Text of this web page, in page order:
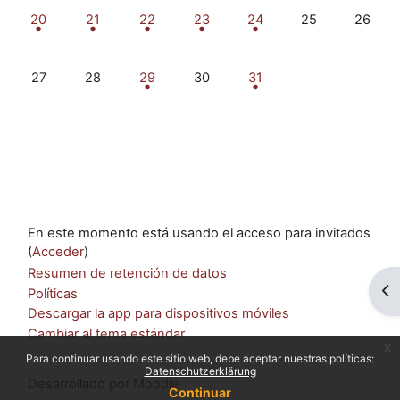
Para continuar usando este sitio web, debe aceptar nuestras políticas:
Datenschutzerklärung
Continuar
1 evento, lunes, 20 octubre
20 1 evento, martes, 21 octubre
21 1 evento, miércoles, 22 octubre
22 1 evento, jueves, 23 octubre
23 1 evento, viernes, 24
24 Sin eventos,
25 Sin
26
Sin eventos, lunes, 27 octubre
27 Sin eventos, martes, 28 octubre
28 1 evento, miércoles, 29 octubre
29 Sin eventos, jueves, 30 octubre
30 1 evento, viernes, 31
31
En este momento está usando el acceso para invitados
(Acceder)
Resumen de retención de datos
Políticas
Descargar la app para dispositivos móviles
Cambiar al tema estándar